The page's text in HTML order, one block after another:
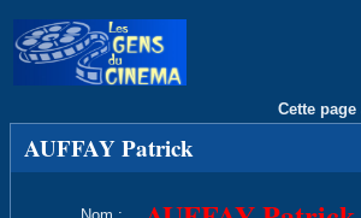
Cette
AUFFAY Patrick